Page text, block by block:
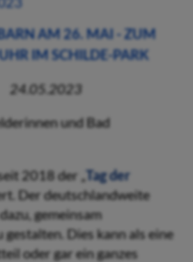
AM 26. MAI - ZUM
IM SCHILDE-PARK
24.05.2023
und Bad
2018 der „Tag der
Der deutschlandweite
gemeinsam
Dies kann als eine
oder gar ein ganzes